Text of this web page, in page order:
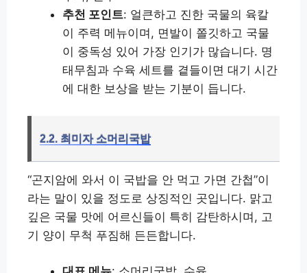
추천 포인트: 얼큰하고 진한 국물의 육칼
이 주력 메뉴이며, 면발이 쫄깃하고 국물
이 중독성 있어 가장 인기가 많습니다. 명
태무침과 수육 세트를 곁들이면 대기 시간
에 대한 보상을 받는 기분이 듭니다.
2.2. 최미자 소머리국밥
“곤지암에 와서 이 국밥을 안 먹고 가면 간첩”이
라는 말이 있을 정도로 상징적인 곳입니다. 맑고
깊은 국물 맛에 어르신들이 특히 감탄하시며, 고
기 양이 무척 푸짐해 든든합니다.